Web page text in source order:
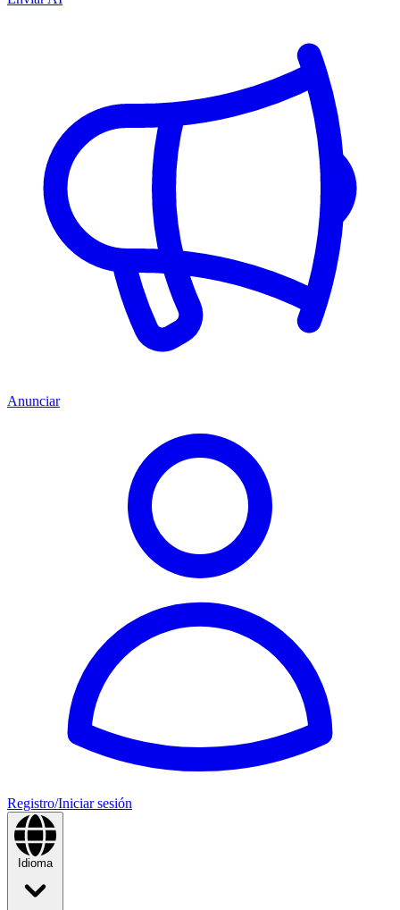
Anunciar
Registro/Iniciar sesión
Idioma